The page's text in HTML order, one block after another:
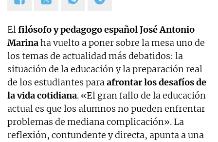
Elfilósofo y pedagogo español José Antonio
Marinaha vuelto a poner sobre la mesa uno de
los temas de actualidad más debatidos: la
situación de la educación y la preparación real
de los estudiantes paraafrontar los desafíos de
la vida cotidiana. «El gran fallo de la educación
actual es que los alumnos no pueden enfrentar
problemas de mediana complicación». La
reflexión, contundente y directa, apunta a una